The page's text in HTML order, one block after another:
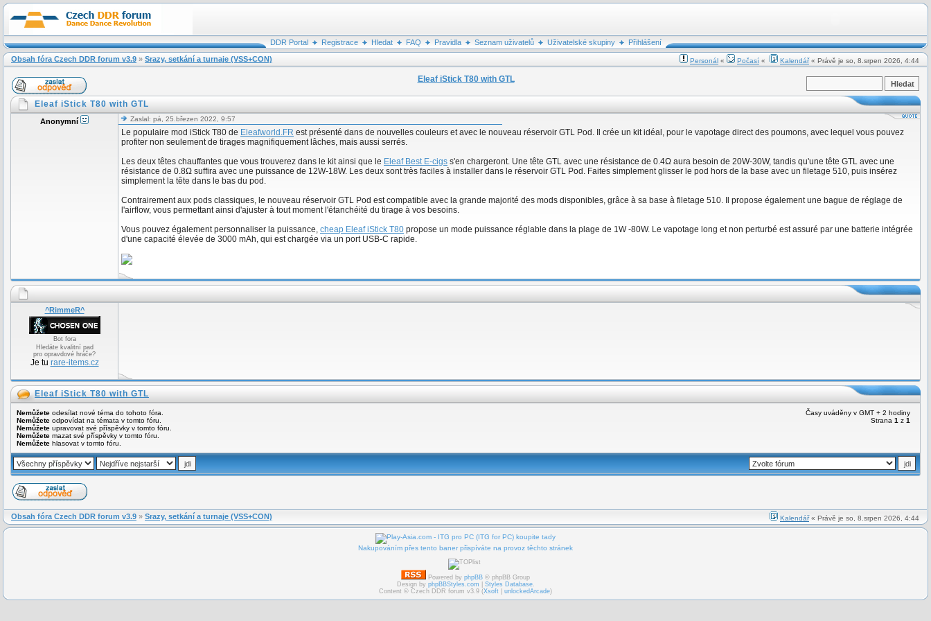
DDR Portal Registrace Hledat FAQ Pravidla Seznam uživatelů Uživatelské skupiny
Přihlášení
Obsah fóra Czech DDR forum v3.9 » Srazy, setkání a turnaje (VSS+CON) Personál « Počasí « Kalendář« Právě je so, 8.srpen 2026, 4:44
Eleaf iStick T80 with GTL
Eleaf iStick T80 with GTL
Anonymní Zaslal: pá, 25.březen 2022, 9:57
Le populaire mod iStick T80 de Eleafworld.FR est présenté dans de nouvelles couleurs et avec le nouveau réservoir GTL Pod. Il crée un kit idéal, pour le vapotage direct des poumons, avec lequel vous pouvez
profiter non seulement de tirages magnifiquement lâches, mais aussi serrés.
Les deux têtes chauffantes que vous trouverez dans le kit ainsi que le Eleaf Best E-cigs s'en chargeront. Une tête GTL avec une résistance de 0.4Ω aura besoin de 20W-30W, tandis qu'une tête GTL avec une
résistance de 0.8Ω suffira avec une puissance de 12W-18W. Les deux sont très faciles à installer dans le réservoir GTL Pod. Faites simplement glisser le pod hors de la base avec un filetage 510, puis insérez
simplement la tête dans le bas du pod.
Contrairement aux pods classiques, le nouveau réservoir GTL Pod est compatible avec la grande majorité des mods disponibles, grâce à sa base à filetage 510. Il propose également une bague de réglage de
l'airflow, vous permettant ainsi d'ajuster à tout moment l'étanchéité du tirage à vos besoins.
Vous pouvez également personnaliser la puissance, cheap Eleaf iStick T80 propose un mode puissance réglable dans la plage de 1W -80W. Le vapotage long et non perturbé est assuré par une batterie intégrée
d'une capacité élevée de 3000 mAh, qui est chargée via un port USB-C rapide.
^RimmeR^
Bot fora
Hledáte kvalitní pad
pro opravdové hráče?
Je tu rare-items.cz
Eleaf iStick T80 with GTL
Nemůžete odesílat nové téma do tohoto fóra.
Nemůžete odpovídat na témata v tomto fóru.
Nemůžete upravovat své příspěvky v tomto fóru.
Nemůžete mazat své příspěvky v tomto fóru.
Nemůžete hlasovat v tomto fóru.
Časy uváděny v GMT + 2 hodiny
Strana 1 z 1
Obsah fóra Czech DDR forum v3.9 » Srazy, setkání a turnaje (VSS+CON) Kalendář« Právě je so, 8.srpen 2026, 4:44
Nakupováním přes tento baner přispíváte na provoz těchto stránek
Powered by phpBB © phpBB Group
Design by phpBBStyles.com Styles Database.
Content © Czech DDR forum v3.9 (Xsoft unlockedArcade)